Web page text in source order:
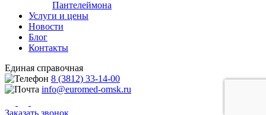
Пантелеймона
Услуги и цены
Новости
Блог
Контакты
Единая справочная
8 (3812) 33-14-00
info@euromed-omsk.ru
Заказать звонок